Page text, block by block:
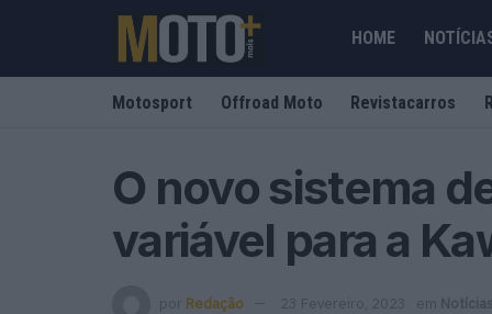
HOME
Motosport Offroad Moto Revistacarros
O novo sistema
variável para a
por Redação 23 Fevereiro, 2023 em Notícias